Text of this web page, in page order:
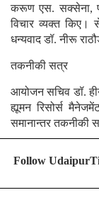
करूण एस. सक्सेना,
विचार व्यक्त किए।
धन्यवाद डॉ. नीरू
तकनीकी सत्र
आयोजन सचिव डॉ.
ह्यूमन रिसोर्स
समानान्तर तकनीकी
Follow